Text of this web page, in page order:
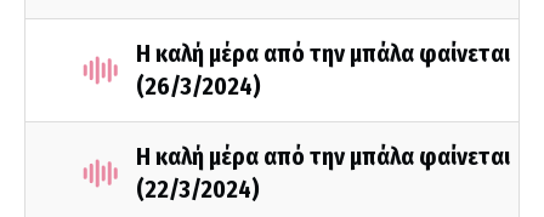
Η καλή μέρα από την μπάλα φαίνεται
(26/3/2024)
Η καλή μέρα από την μπάλα φαίνεται
(22/3/2024)